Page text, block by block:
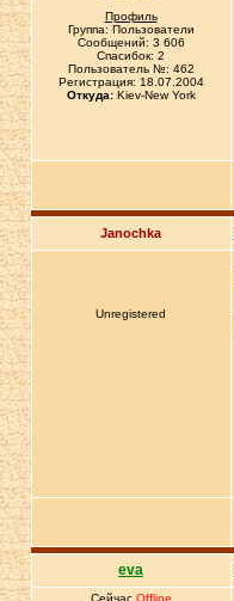
Профиль
Группа: Пользователи
Сообщений: 3 606
Спасибок: 2
Пользователь №: 462
Регистрация: 18.07.2004
Откуда:Kiev-New York
Janochka
Unregistered
eva
Сейчас Offline